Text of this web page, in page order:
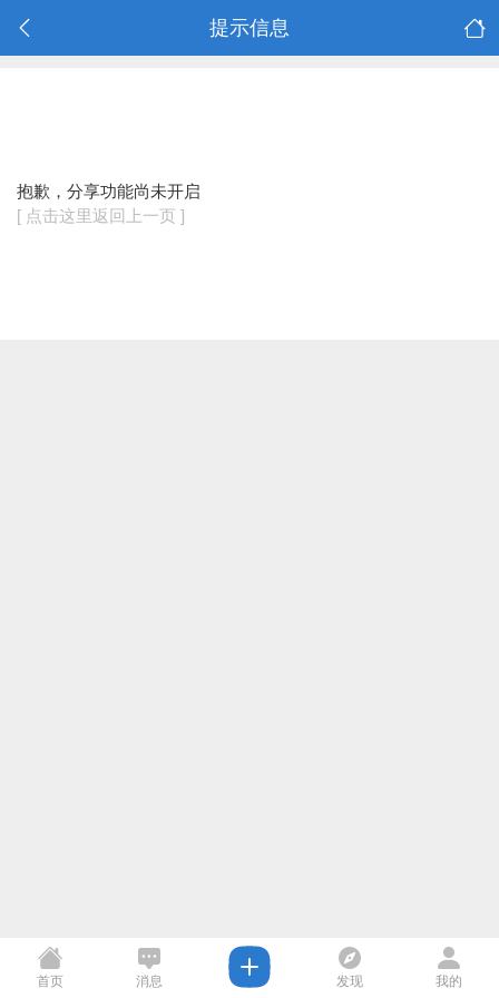
提示信息
抱歉，分享功能尚未开启
[ 点击这里返回上一页 ]
首页 消息 发现 我的